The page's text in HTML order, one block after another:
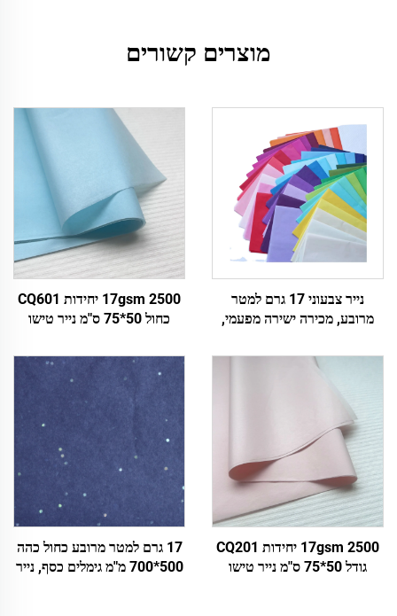
מוצרים קשורים
נייר צבעוני 17 גרם למטר
מרובע, מכירה ישירה מפעמי,
לצבעים, נעליים, מתנות, פרחים,
17gsm 2500 יחידות CQ601
כחול 50*75 ס"מ נייר טישו
אישית, מפעל ישיר למזון פירות
בגדים טייץ'irts נעליים עטיפה
17gsm 2500 יחידות CQ201
גודל 50*75 ס"מ נייר טישו
17 גרם למטר מרובע כחול כהה
500*700 מ"מ גימלים כסף, נייר